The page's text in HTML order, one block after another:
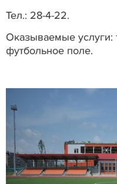
Тел.: 28-4-22.
Оказываемые услуги:
футбольное поле.